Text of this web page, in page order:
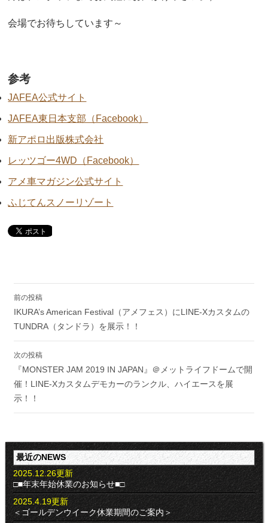
会場でお待ちしています～
参考
JAFEA公式サイト
JAFEA東日本支部（Facebook）
新アポロ出版株式会社
レッツゴー4WD（Facebook）
アメ車マガジン公式サイト
ふじてんスノーリゾート
稿
ナ
ビ
ゲ
ー
シ
ン
前の投稿
IKURA’s American Festival（アメフェス）にLINE-Xカスタムの
TUNDRA（タンドラ）を展示！！
次の投稿
『MONSTER JAM 2019 IN JAPAN』＠メットライフドームで開
催！LINE-Xカスタムデモカーのランクル、ハイエースを展
示！！
最近のNEWS
2025.12.26更新
□■年末年始休業のお知らせ■□
2025.4.19更新
＜ゴールデンウイーク休業期間のご案内＞